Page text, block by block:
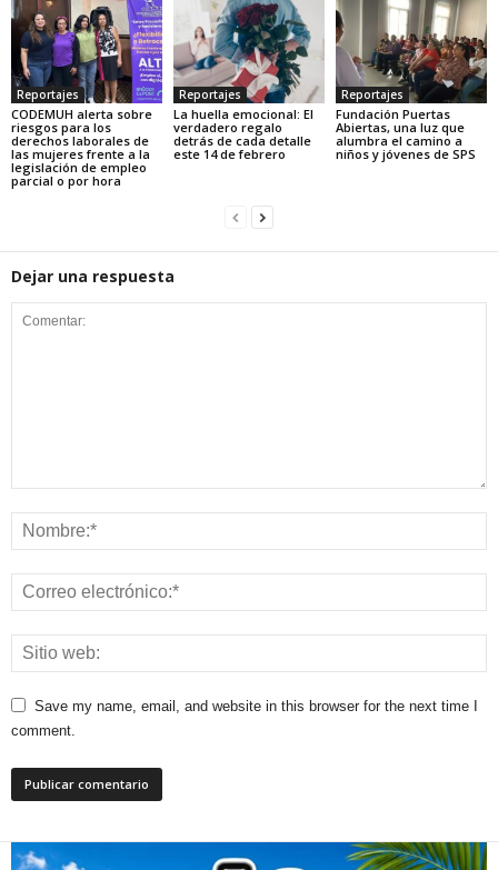
Reportajes
CODEMUH alerta sobre
riesgos para los
derechos laborales de
las mujeres frente a la
legislación de empleo
parcial o por hora
Reportajes
La huella emocional: El
verdadero regalo
detrás de cada detalle
este 14 de febrero
Reportajes
Fundación Puertas
Abiertas, una luz que
alumbra el camino a
niños y jóvenes de SPS
Dejar una respuesta
Save my name, email, and website in this browser for the next time I
comment.